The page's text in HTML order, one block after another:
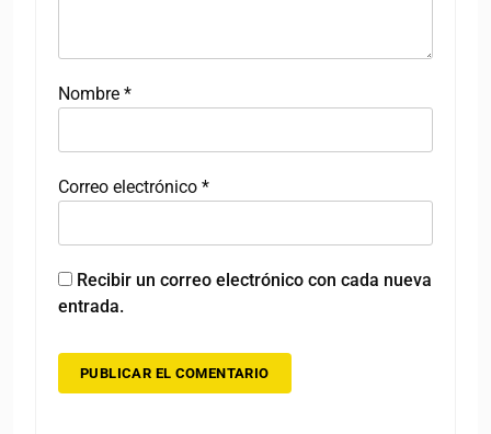
Nombre *
Correo electrónico *
Recibir un correo electrónico con cada nueva
entrada.